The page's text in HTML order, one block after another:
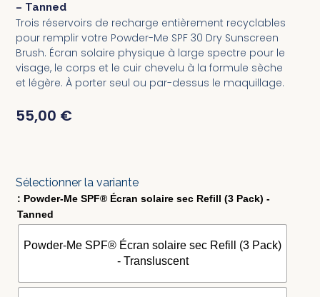
– Tanned
Trois réservoirs de recharge entièrement recyclables
pour remplir votre Powder-Me SPF 30 Dry Sunscreen
Brush. Écran solaire physique à large spectre pour le
visage, le corps et le cuir chevelu à la formule sèche
et légère. À porter seul ou par-dessus le maquillage.
55,00 €
Sélectionner la variante
: Powder-Me SPF® Écran solaire sec Refill (3 Pack) -
Tanned
Powder-Me SPF® Écran solaire sec Refill (3 Pack)
- Transluscent